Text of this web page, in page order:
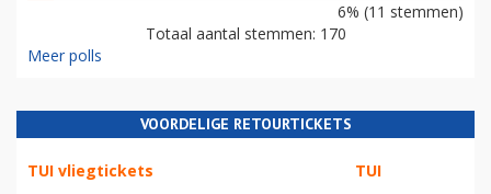
6% (11 stemmen)
Totaal aantal stemmen: 170
Meer polls
VOORDELIGE RETOURTICKETS
TUI vliegtickets TUI